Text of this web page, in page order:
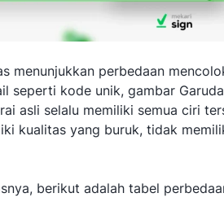
menunjukkan perbedaan
seperti kode unik, gambar
asli selalu memiliki semua ciri
kualitas yang buruk, tidak
berikut adalah tabel